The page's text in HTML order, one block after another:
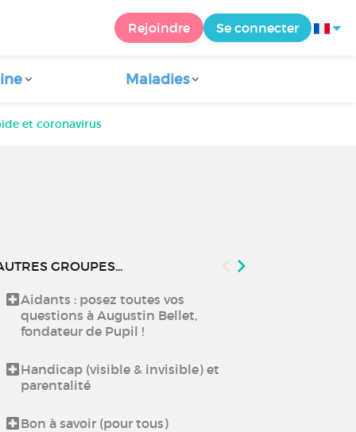
Rejoindre Se connecter
Maladies
et coronavirus
GROUPES...
Aidants : posez toutes vos
questions à Augustin Bellet,
fondateur de Pupil !
Handicap (visible & invisible) et
parentalité
Bon à savoir (pour tous)